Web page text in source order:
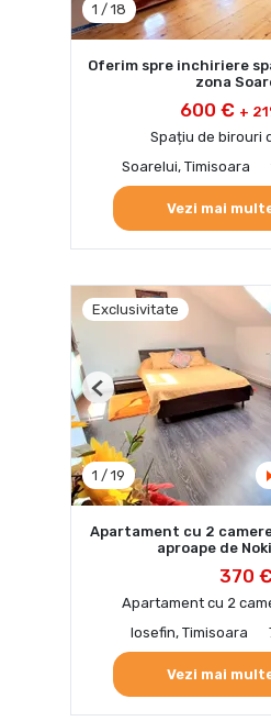
1 / 18
Oferim spre inchiriere
zona
600 € +
Spațiu de birouri
Soarelui, Timisoara
Vezi mai
Exclusivitate
1 / 19
Previous
Apartament cu 2
aproape de
370 €
Apartament cu 2
Iosefin, Timisoara
Vezi mai